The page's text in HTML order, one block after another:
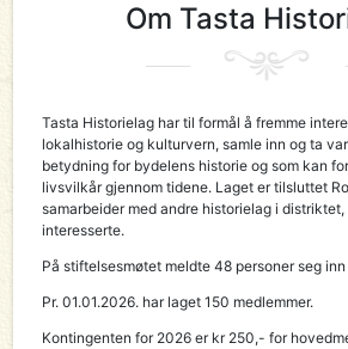
Om Tasta
Tasta Historielag har til formål å fremme
lokalhistorie og kulturvern, samle inn og ta
betydning for bydelens historie og som kan
livsvilkår gjennom tidene. Laget er tilsluttet
samarbeider med andre historielag i
interesserte.
På stiftelsesmøtet meldte 48 personer seg
Pr. 01.01.2026. har laget 150 medlemmer.
Kontingenten for 2026 er kr 250,- for